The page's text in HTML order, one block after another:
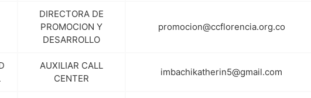
DIRECTORA DE
PROMOCION Y
DESARROLLO
promocion@ccflorencia.org.co
AUXILIAR CALL
CENTER
imbachikatherin5@gmail.com